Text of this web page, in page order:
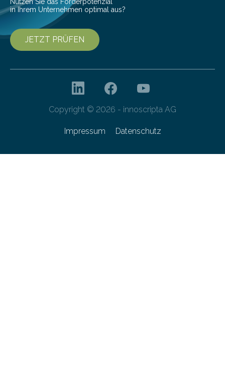
Nutzen Sie das Förderpotenzial
in Ihrem Unternehmen optimal aus?
JETZT PRÜFEN
Copyright © 2026 - innoscripta AG
Impressum Datenschutz